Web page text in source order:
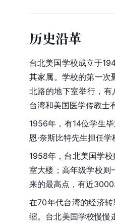
历史沿革
台北美国学校成立于
其家属。学校的第一
北路的地下室举行，有
台湾和美国医学传教士
1956年，有14位学生
恩·奈斯比特先生担任
1958年，台北美国学
室大楼；高年级学校则
来的最高点，有近
在70年代台湾的经济
缩。台北美国学校慢慢